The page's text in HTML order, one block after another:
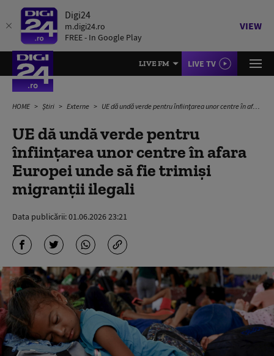
Digi24
m.digi24.ro
FREE - In Google Play
VIEW
LIVE FM LIVE TV
HOME Știri Externe UE dă undă verde pentru înfiinţarea unor centre în afara Europei unde să fie trimişi migranţii ilegali
UE dă undă verde pentru
înfiinţarea unor centre în afara
Europei unde să fie trimişi
migranţii ilegali
Data publicării:01.06.2026 23:21